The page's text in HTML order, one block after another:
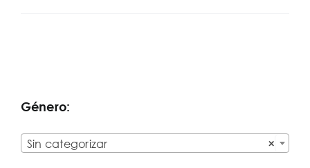
Género:
×
Sin categorizar